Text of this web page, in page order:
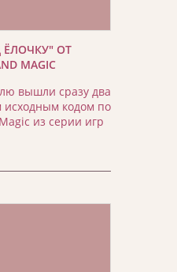
ОТ
MAGIC
вышли сразу два
исходным кодом по
из серии игр